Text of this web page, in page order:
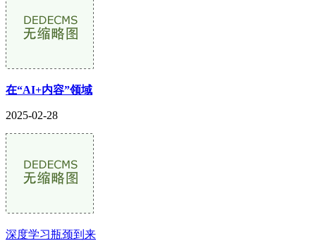
在“AI+内容”领域
2025-02-28
深度学习瓶颈到来